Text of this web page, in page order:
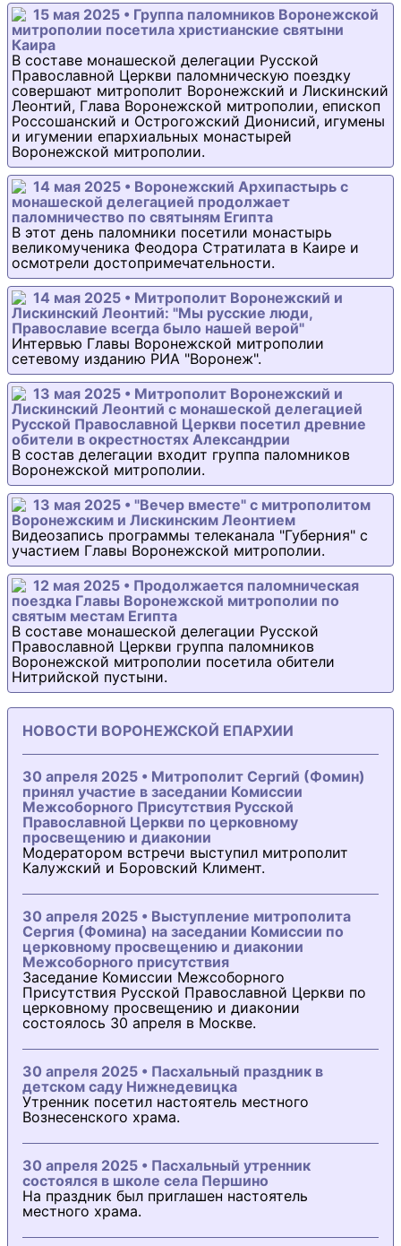
15 мая 2025 • Группа паломников Воронежской
митрополии посетила христианские святыни
Каира
В составе монашеской делегации Русской
Православной Церкви паломническую поездку
совершают митрополит Воронежский и Лискинский
Леонтий, Глава Воронежской митрополии, епископ
Россошанский и Острогожский Дионисий, игумены
и игумении епархиальных монастырей
Воронежской митрополии.
14 мая 2025 • Воронежский Архипастырь с
монашеской делегацией продолжает
паломничество по святыням Египта
В этот день паломники посетили монастырь
великомученика Феодора Стратилата в Каире и
осмотрели достопримечательности.
14 мая 2025 • Митрополит Воронежский и
Лискинский Леонтий: "Мы русские люди,
Православие всегда было нашей верой"
Интервью Главы Воронежской митрополии
сетевому изданию РИА "Воронеж".
13 мая 2025 • Митрополит Воронежский и
Лискинский Леонтий с монашеской делегацией
Русской Православной Церкви посетил древние
обители в окрестностях Александрии
В состав делегации входит группа паломников
Воронежской митрополии.
13 мая 2025 • "Вечер вместе" с митрополитом
Воронежским и Лискинским Леонтием
Видеозапись программы телеканала "Губерния" с
участием Главы Воронежской митрополии.
12 мая 2025 • Продолжается паломническая
поездка Главы Воронежской митрополии по
святым местам Египта
В составе монашеской делегации Русской
Православной Церкви группа паломников
Воронежской митрополии посетила обители
Нитрийской пустыни.
НОВОСТИ ВОРОНЕЖСКОЙ ЕПАРХИИ
30 апреля 2025 • Митрополит Сергий (Фомин)
принял участие в заседании Комиссии
Межсоборного Присутствия Русской
Православной Церкви по церковному
просвещению и диаконии
Модератором встречи выступил митрополит
Калужский и Боровский Климент.
30 апреля 2025 • Выступление митрополита
Сергия (Фомина) на заседании Комиссии по
церковному просвещению и диаконии
Межсоборного присутствия
Заседание Комиссии Межсоборного
Присутствия Русской Православной Церкви по
церковному просвещению и диаконии
состоялось 30 апреля в Москве.
30 апреля 2025 • Пасхальный праздник в
детском саду Нижнедевицка
Утренник посетил настоятель местного
Вознесенского храма.
30 апреля 2025 • Пасхальный утренник
состоялся в школе села Першино
На праздник был приглашен настоятель
местного храма.